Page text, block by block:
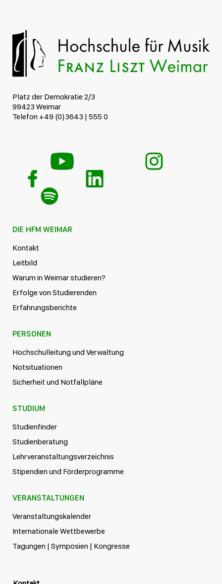
Platz der Demokratie 2/3
99423 Weimar
Telefon +49 (0)3643 | 555 0
DIE HFM WEIMAR
Kontakt
Leitbild
Warum in Weimar studieren?
Erfolge von Studierenden
Erfahrungsberichte
PERSONEN
Hochschulleitung und Verwaltung
Notsituationen
Sicherheit und Notfallpläne
STUDIUM
Studienfinder
Studienberatung
Lehrveranstaltungsverzeichnis
Stipendien und Förderprogramme
VERANSTALTUNGEN
Veranstaltungskalender
Internationale Wettbewerbe
Tagungen | Symposien | Kongresse